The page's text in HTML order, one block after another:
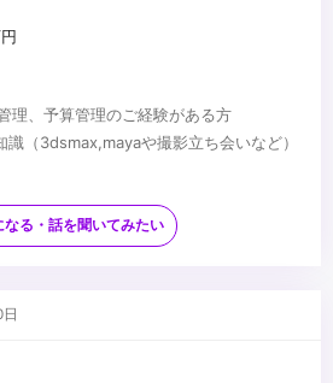
理、予算管理のご経験がある方
識（3dsmax,mayaや撮影立ち会いなど）
映像制作に関するご経験をお持ちの方
た案件のデモリールをお持ちの方はご提
なる・話を聞いてみたい